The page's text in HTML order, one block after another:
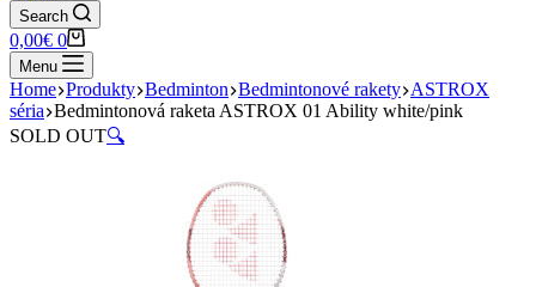
Search
Shopping
cart
0,00€ 0
Menu
Home Produkty Bedminton Bedmintonové rakety ASTROX
séria Bedmintonová raketa ASTROX 01 Ability white/pink
SOLD OUT🔍